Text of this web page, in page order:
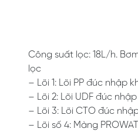
Công suất lọc: 18L/h.
lọc
– Lõi 1: Lõi PP đúc nhập
– Lõi 2: Lõi UDF đúc
– Lõi 3: Lõi CTO đúc
– Lõi số 4: Màng